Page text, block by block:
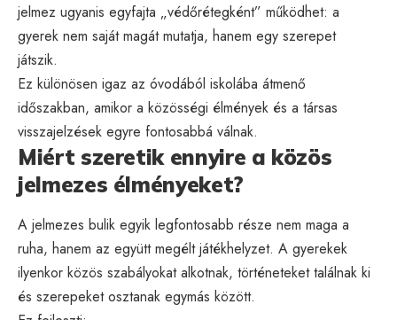
jelmez ugyanis egyfajta „védőrétegként” működhet: a
gyerek nem saját magát mutatja, hanem egy szerepet
játszik.
Ez különösen igaz az óvodából iskolába átmenő
időszakban, amikor a közösségi élmények és a társas
visszajelzések egyre fontosabbá válnak.
Miért szeretik ennyire a közös
jelmezes élményeket?
A jelmezes bulik egyik legfontosabb része nem maga a
ruha, hanem az együtt megélt játékhelyzet. A gyerekek
ilyenkor közös szabályokat alkotnak, történeteket találnak ki
és szerepeket osztanak egymás között.